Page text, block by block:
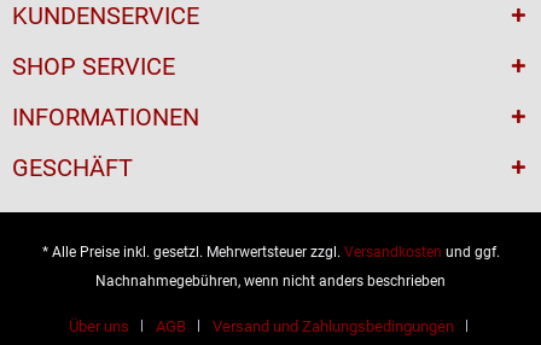
KUNDENSERVICE
SHOP SERVICE
INFORMATIONEN
GESCHÄFT
* Alle Preise inkl. gesetzl. Mehrwertsteuer zzgl. Versandkosten und ggf.
Nachnahmegebühren, wenn nicht anders beschrieben
Über uns AGB Versand und Zahlungsbedingungen